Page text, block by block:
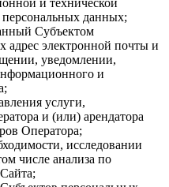
данных;
Субъектом
адрес электронной почты и
уведомлении,
и
услуги,
и (или) арендатора
Оператора;
исследовании
числе анализа по